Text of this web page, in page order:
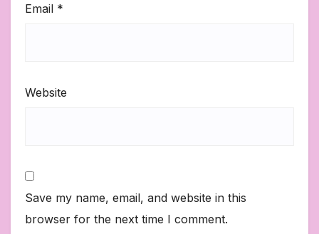
Email *
Website
Save my name, email, and website in this
browser for the next time I comment.